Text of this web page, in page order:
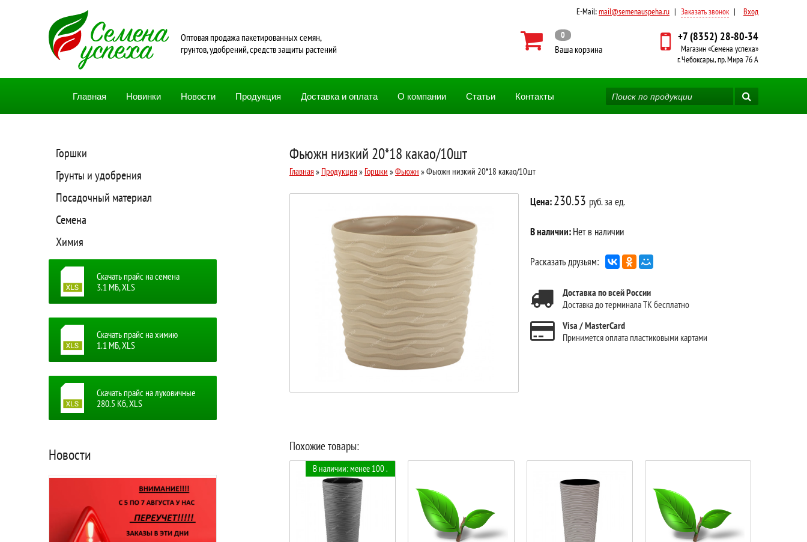
E-Mail:mail@semenauspeha.ru | Заказать звонок | Вход
Oптовая продажа пакетированных семян,
грунтов, удобрений, средств защиты растений
0
Ваша корзина
+7 (8352) 28-80-34
Магазин «Семена успеха»
г. Чебоксары, пр. Мира 76 А
Главная Новинки Новости Продукция Доставка и оплата О компании Статьи Контакты
Горшки
Грунты и удобрения
Посадочный материал
Семена
Химия
Скачать прайс на семена
3.1 MБ, XLS
Скачать прайс на химию
1.1 MБ, XLS
Скачать прайс на луковичные
280.5 Кб, XLS
Новости
Фьюжн низкий 20*18 какао/10шт
Главная » Продукция » Горшки »Фьюжн » Фьюжн низкий 20*18 какао/10шт
Цена:230.53 руб. за ед.
В наличии:Нет в наличии
Расказать друзьям:
Доставка по всей России
Доставка до терминала ТК бесплатно
Visa / MasterCard
Принимется оплата пластиковыми картами
Похожие товары:
В наличии: менее 100 .